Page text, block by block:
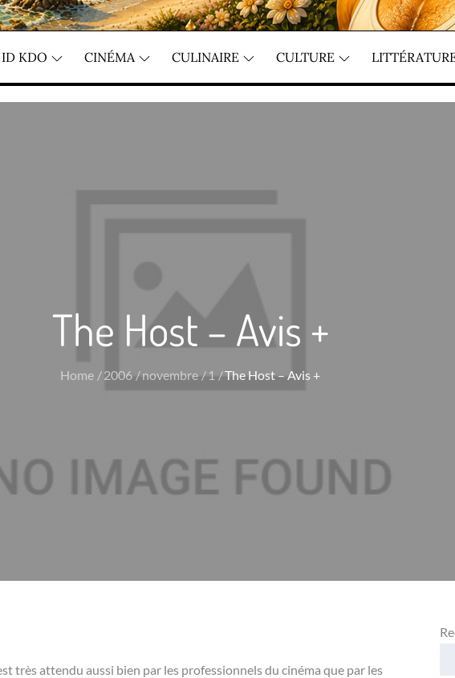
ID KDO CINÉMA CULINAIRE CULTURE
The Host – Avis +
Home 2006 novembre 1 The Host – Avis +
très attendu aussi bien par les professionnels du cinéma que par les